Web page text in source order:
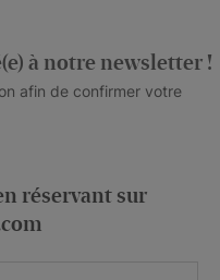
à notre newsletter !
afin de confirmer votre
réservant sur